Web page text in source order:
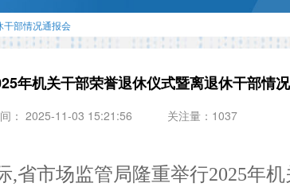
干部情况通报会
年机关干部荣誉退休仪式暨离退休干部情
： 2025-11-03 15:21:56 关注量：1037
,省市场监管局隆重举行2025年